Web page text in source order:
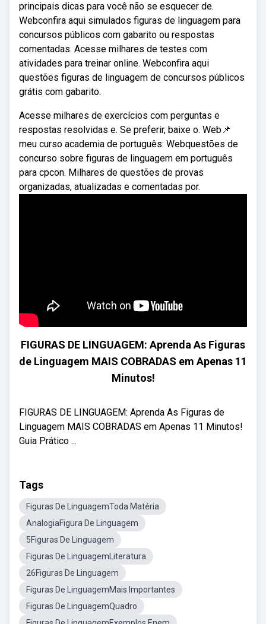
principais dicas para você não se esquecer de.
Webconfira aqui simulados figuras de linguagem para
concursos públicos com gabarito ou respostas
comentadas. Acesse milhares de testes com
atividades para treinar online. Webconfira aqui
questões figuras de linguagem de concursos públicos
grátis com gabarito.
Acesse milhares de exercícios com perguntas e
respostas resolvidas e. Se preferir, baixe o. Web📌
meu curso academia de português: Webquestões de
concurso sobre figuras de linguagem em português
para cpcon. Milhares de questões de provas
organizadas, atualizadas e comentadas por.
FIGURAS DE LINGUAGEM: Aprenda As Figuras
de Linguagem MAIS COBRADAS em Apenas 11
Minutos!
FIGURAS DE LINGUAGEM: Aprenda As Figuras de
Linguagem MAIS COBRADAS em Apenas 11 Minutos! ‍
Guia Prático ...
Tags
Figuras De LinguagemToda Matéria
AnalogiaFigura De Linguagem
5Figuras De Linguagem
Figuras De LinguagemLiteratura
26Figuras De Linguagem
Figuras De LinguagemMais Importantes
Figuras De LinguagemQuadro